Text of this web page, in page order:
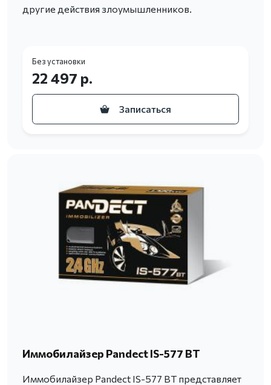
другие действия злоумышленников.
Без установки
22 497 р.
Записаться
Иммобилайзер Pandect IS-577 BT
Иммобилайзер Pandect IS-577 BT представляет